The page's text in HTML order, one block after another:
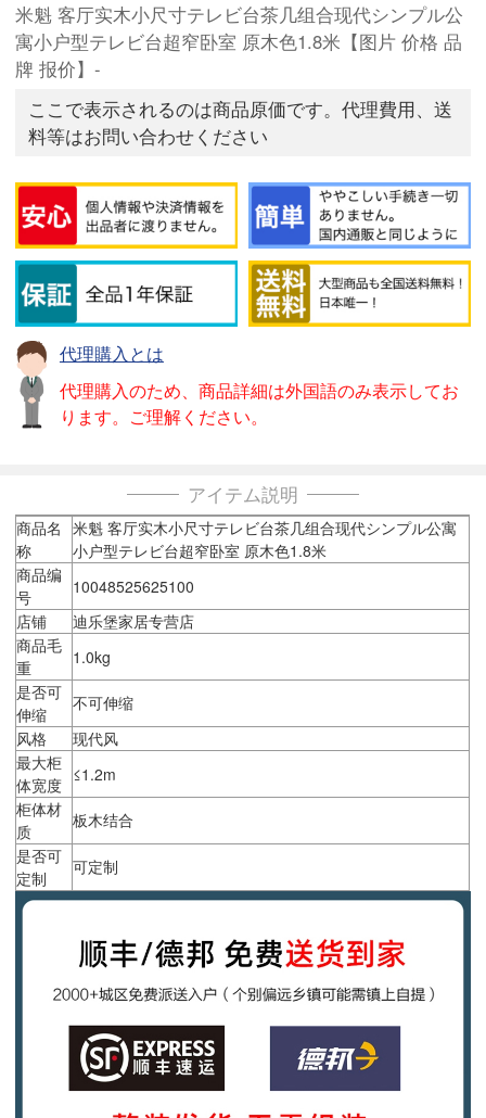
米魁 客厅实木小尺寸テレビ台茶几组合现代シンプル公
寓小户型テレビ台超窄卧室 原木色1.8米【图片 价格 品
牌 报价】-
ここで表示されるのは商品原価です。代理費用、送
料等はお問い合わせください
代理購入とは
代理購入のため、商品詳細は外国語のみ表示してお
ります。ご理解ください。
アイテム説明
商品名
称
米魁 客厅实木小尺寸テレビ台茶几组合现代シンプル公寓
小户型テレビ台超窄卧室 原木色1.8米
商品编
号
10048525625100
店铺
迪乐堡家居专营店
商品毛
重
1.0kg
是否可
伸缩
不可伸缩
风格
现代风
最大柜
体宽度 ≤1.2m
柜体材
质
板木结合
是否可
定制
可定制